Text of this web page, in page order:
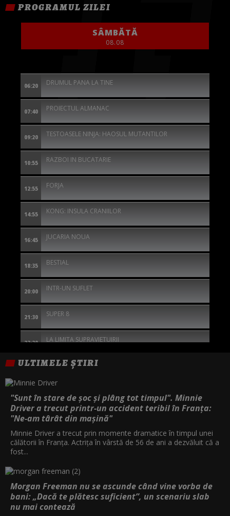
PROGRAMUL ZILEI
SÂMBĂTĂ
08.08
06:20 DRUMUL PANA LA TINE
07:40 PROIECTUL ALMANAC
09:20 TESTOASELE NINJA: HAOSUL MUTANTILOR
10:55 RAZBOI IN BUCATARIE
12:55 FORJA
14:55 KONG: INSULA CRANIILOR
16:45 JUCARIA NOUA
18:35 BESTIAL
20:00 INTR-UN SUFLET
21:30 SUPER 8
23:20 LA LIMITA SUPRAVIETUIRII
SINGURATICUL
02:45
04:20 DULCE RAZBUNARE
ULTIMELE ȘTIRI
"Sunt în stare de șoc și plâng tot timpul". Minnie
Driver a trecut printr-un accident teribil în Franța:
"Ne-am târât din mașină"
Minnie Driver a trecut prin momente dramatice în timpul unei
călătorii în Franța. Actrița în vârstă de 56 de ani a dezvăluit că a
fost...
Morgan Freeman nu se ascunde când vine vorba de
bani: „Dacă te plătesc suficient”, un scenariu slab
nu mai contează